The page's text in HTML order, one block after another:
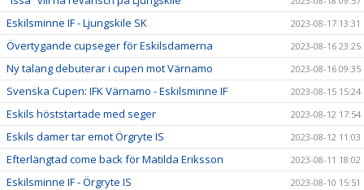
Eskilsminne IF - Ljungskile SK 2023-08-17 13:31
Övertygande cupseger för Eskilsdamerna 2023-08-16 23:25
Ny talang debuterar i cupen mot Värnamo 2023-08-16 09:35
Svenska Cupen: IFK Värnamo - Eskilsminne IF 2023-08-15 15:24
Eskils höststartade med seger 2023-08-12 17:54
Eskils damer tar emot Örgryte IS 2023-08-12 11:03
Efterlängtad come back för Matilda Eriksson 2023-08-11 18:02
Eskilsminne IF - Örgryte IS 2023-08-10 15:51